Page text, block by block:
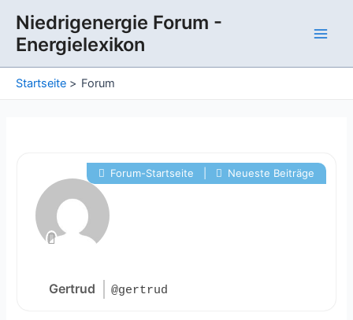
Inhalt
springen
Niedrigenergie Forum -
Energielexikon
Startseite Forum
Gertrud @gertrud
Forum-Startseite Neueste Beiträge